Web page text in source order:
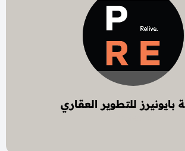
بايونيرز للتطوير العقاري